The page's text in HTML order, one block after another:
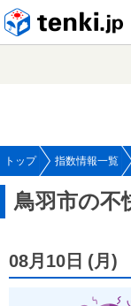
トップ 指数情報一覧
鳥羽市の不
08月10日 (月 )